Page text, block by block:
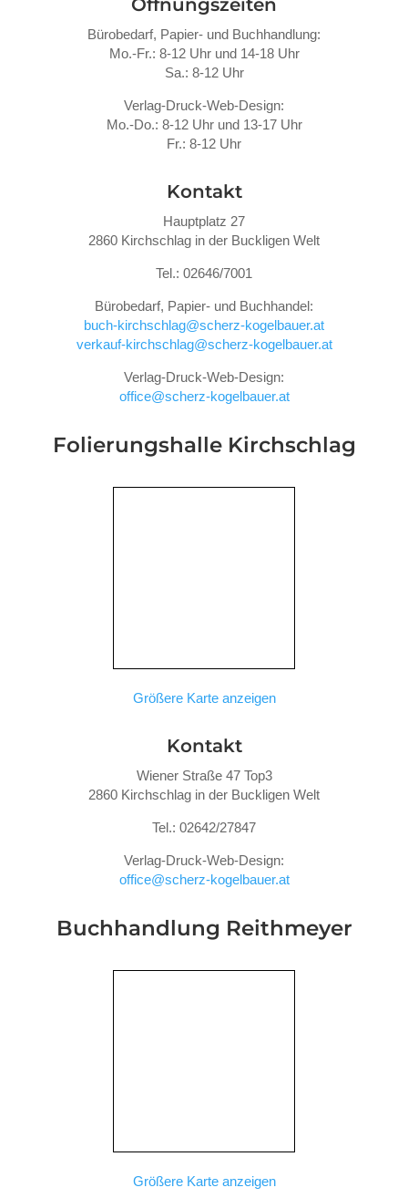
Öffnungszeiten
Bürobedarf, Papier- und Buchhandlung:
Mo.-Fr.: 8-12 Uhr und 14-18 Uhr
Sa.: 8-12 Uhr
Verlag-Druck-Web-Design:
Mo.-Do.: 8-12 Uhr und 13-17 Uhr
Fr.: 8-12 Uhr
Kontakt
Hauptplatz 27
2860 Kirchschlag in der Buckligen Welt
Tel.: 02646/7001
Bürobedarf, Papier- und Buchhandel:
buch-kirchschlag@scherz-kogelbauer.at
verkauf-kirchschlag@scherz-kogelbauer.at
Verlag-Druck-Web-Design:
office@scherz-kogelbauer.at
Folierungshalle Kirchschlag
Größere Karte anzeigen
Kontakt
Wiener Straße 47 Top3
2860 Kirchschlag in der Buckligen Welt
Tel.: 02642/27847
Verlag-Druck-Web-Design:
office@scherz-kogelbauer.at
Buchhandlung Reithmeyer
Größere Karte anzeigen